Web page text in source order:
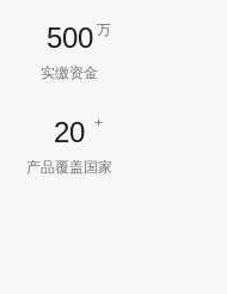
500 万
实缴资金
20 +
产品覆盖国家